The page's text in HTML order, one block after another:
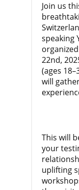
Join us
speaking
22nd,
(ages
will
This will
your
uplifting